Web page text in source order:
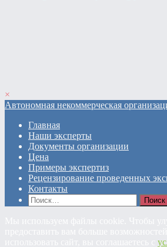
×
Автономная некоммерческая
Главная
Наши эксперты
Документы организации
Цена
Примеры экспертиз
Рецензирование проведенных
Контакты
Найти: